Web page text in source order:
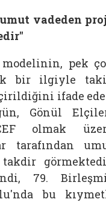
vadeden
pek
bir ilgiyle
ifade
Gönül
olmak
tarafından
79.
bu